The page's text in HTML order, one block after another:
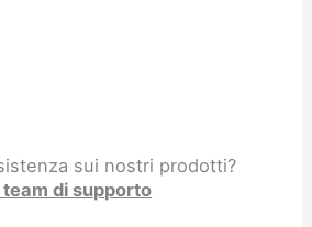
sui nostri prodotti?
di supporto